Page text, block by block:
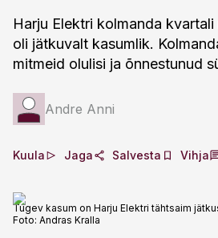
Harju Elektri kolmanda
oli jätkuvalt kasumlik.
mitmeid olulisi ja õnnestunud
Andre Anni
Kuula Jaga Salvesta Vihja
Tugev kasum on Harju Elektri tähtsaim
Foto: Andras Kralla